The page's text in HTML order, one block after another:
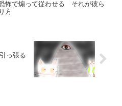
怖で煽って従わせる それが彼ら
方
っ張る